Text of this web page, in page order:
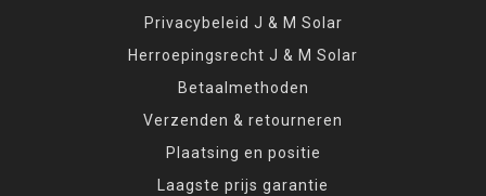
Privacybeleid J & M Solar
Herroepingsrecht J & M Solar
Betaalmethoden
Verzenden & retourneren
Plaatsing en positie
Laagste prijs garantie